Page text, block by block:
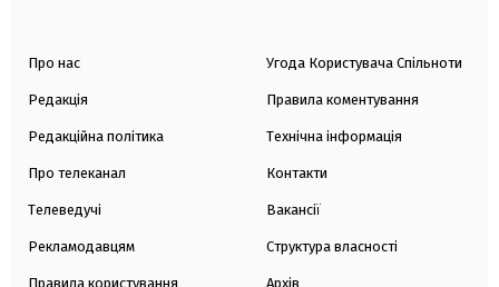
Про нас
Редакція
Редакційна політика
Про телеканал
Телеведучі
Рекламодавцям
Правила користування
Угода Користувача Спільноти
Правила коментування
Технічна інформація
Контакти
Вакансії
Структура власності
Архів